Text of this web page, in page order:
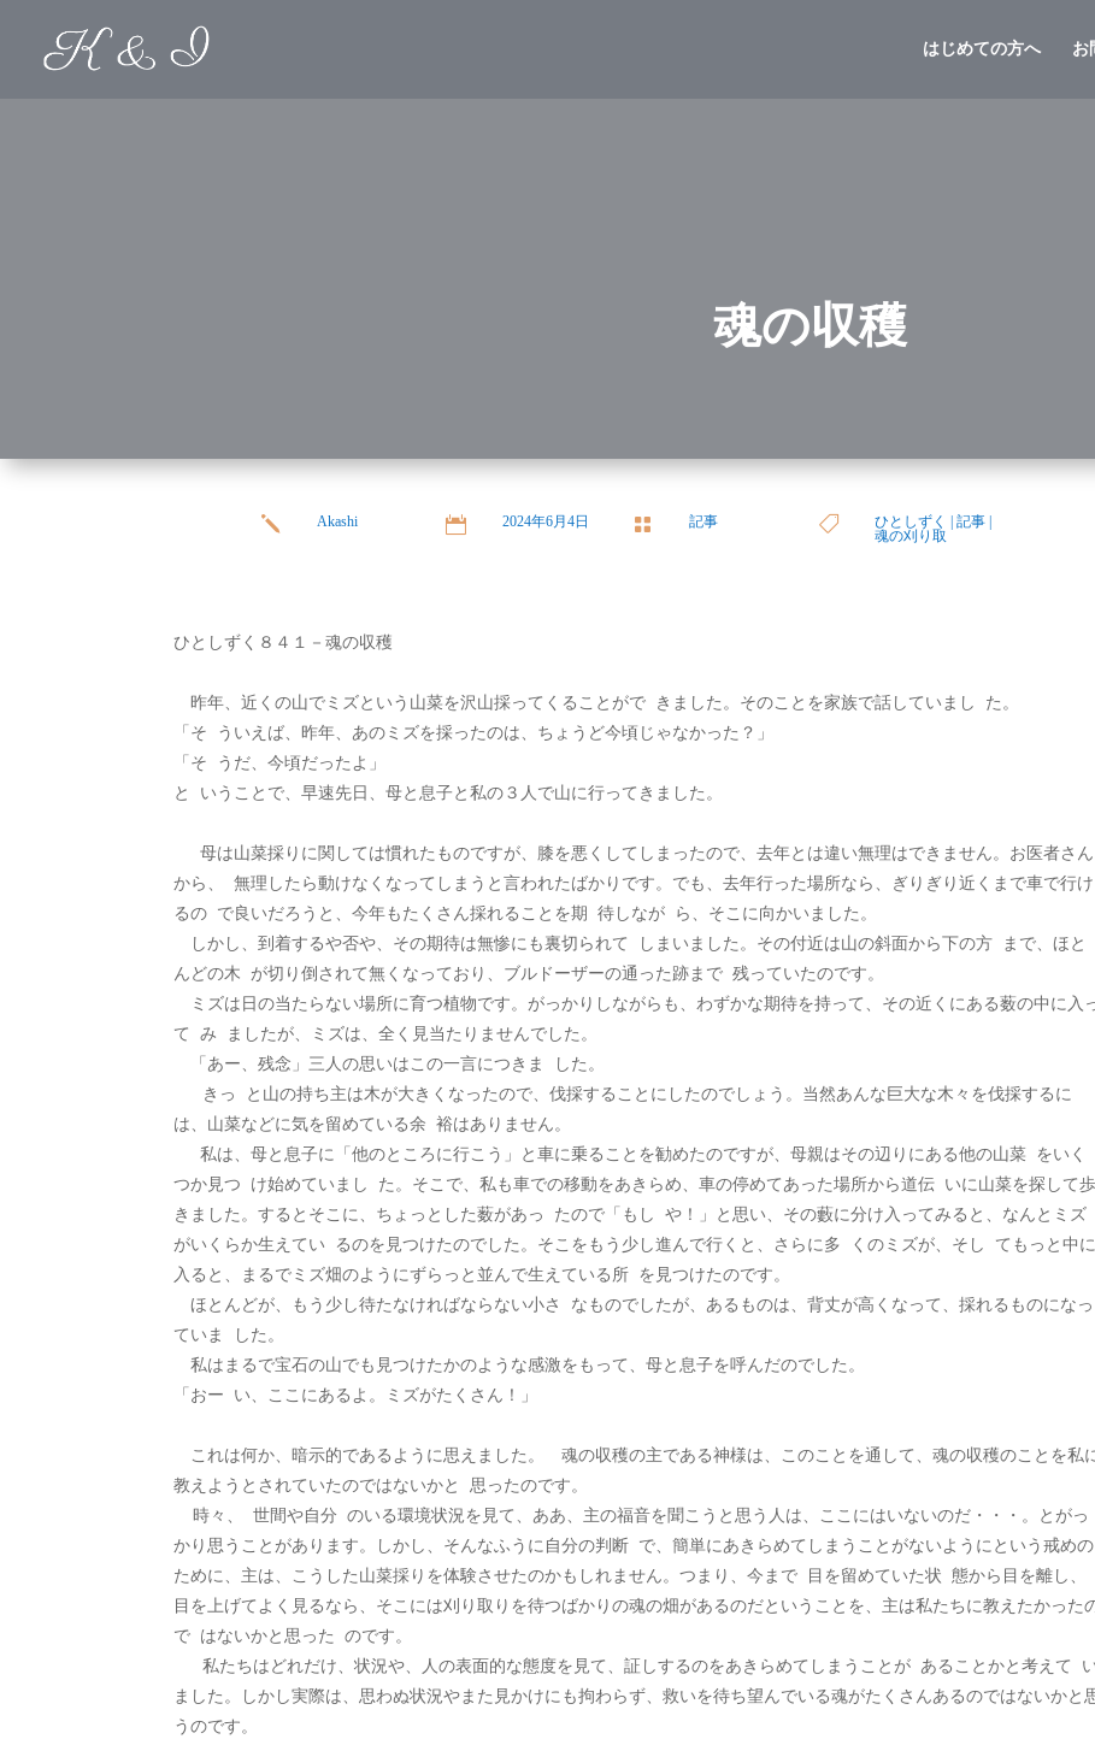
はじめての方へ お
魂の収穫
j Akashi  2024年6月4日  記事  ひとしずく | 記事|
魂の刈り取
ひとしずく８４１－魂の収穫
昨年、近くの山でミズという山菜を沢山採ってくることがで きました。そのことを家族で話していまし た。
「そ ういえば、昨年、あのミズを採ったのは、ちょうど今頃じゃなかった？」
「そ うだ、今頃だったよ」
と いうことで、早速先日、母と息子と私の３人で山に行ってきました。
母は山菜採りに関しては慣れたものですが、膝を悪くしてしまったので、去年とは違い無理はできません。お医者さん
から、 無理したら動けなくなってしまうと言われたばかりです。でも、去年行った場所なら、ぎりぎり近くまで車で行け
るの で良いだろうと、今年もたくさん採れることを期 待しなが ら、そこに向かいました。
しかし、到着するや否や、その期待は無惨にも裏切られて しまいました。その付近は山の斜面から下の方 まで、ほと
んどの木 が切り倒されて無くなっており、ブルドーザーの通った跡まで 残っていたのです。
ミズは日の当たらない場所に育つ植物です。がっかりしながらも、わずかな期待を持って、その近くにある薮の中に入
て み ましたが、ミズは、全く見当たりませんでした。
「あー、残念」三人の思いはこの一言につきま した。
は、山菜などに気を留めている余 裕はありません。
私は、母と息子に「他のところに行こう」と車に乗ることを勧めたのですが、母親はその辺りにある他の山菜 をいく
つか見つ け始めていまし た。そこで、私も車での移動をあきらめ、車の停めてあった場所から道伝 いに山菜を探して歩
きました。するとそこに、ちょっとした薮があっ たので「もし や！」と思い、その藪に分け入ってみると、なんとミズ
がいくらか生えてい るのを見つけたのでした。そこをもう少し進んで行くと、さらに多 くのミズが、そし てもっと中に
入ると、まるでミズ畑のようにずらっと並んで生えている所 を見つけたのです。
ほとんどが、もう少し待たなければならない小さ なものでしたが、あるものは、背丈が高くなって、採れるものになっ
ていま した。
私はまるで宝石の山でも見つけたかのような感激をもって、母と息子を呼んだのでした。
「おー い、ここにあるよ。ミズがたくさん！」
これは何か、暗示的であるように思えました。　魂の収穫の主である神様は、このことを通して、魂の収穫のことを私
教えようとされていたのではないかと 思ったのです。
かり思うことがあります。しかし、そんなふうに自分の判断 で、簡単にあきらめてしまうことがないようにという戒めの
ために、主は、こうした山菜採りを体験させたのかもしれません。つまり、今まで 目を留めていた状 態から目を離し、
目を上げてよく見るなら、そこには刈り取りを待つばかりの魂の畑があるのだということを、主は私たちに教えたかった
で はないかと思った のです。
   私たちはどれだけ、状況や、人の表面的な態度を見て、証しするのをあきらめてしまうことが あることかと考えて い
ました。しかし実際は、思わぬ状況やまた見かけにも拘わらず、救いを待ち望んでいる魂がたくさんあるのではないかと
うのです。